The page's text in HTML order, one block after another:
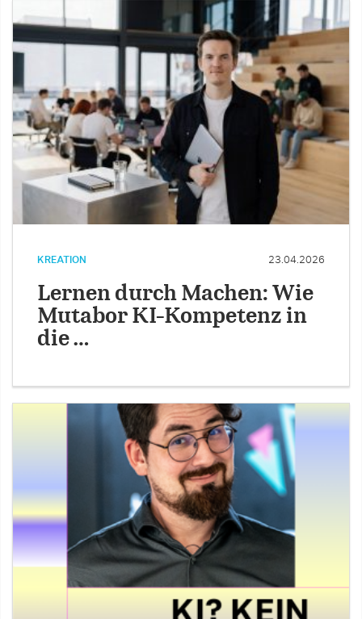
KREATION 23.04.2026
Lernen durch Machen: Wie
Mutabor KI-Kompetenz in
die …